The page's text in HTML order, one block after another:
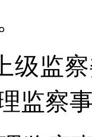
察
监察